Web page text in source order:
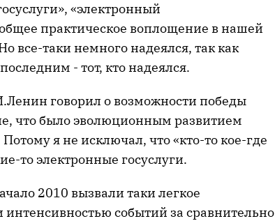
«электронный
практическое воплощение в нашей
все-таки немного надеялся, так как
- тот, кто надеялся.
говорил о возможности победы
что было эволюционным развитием
я не исключал, что «кто-то кое-где
то электронные госуслуги.
2010 вызвали таки легкое
событий за сравнительно